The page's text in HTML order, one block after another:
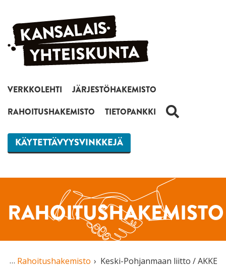
Siirry sisältöön
VERKKOLEHTI
JÄRJESTÖHAKEMISTO
RAHOITUSHAKEMISTO
TIETOPANKKI HAKU
KÄYTETTÄVYYSVINKKEJÄ
RAHOITUSHAKEMISTO
Rahoitushakemisto Keski-Pohjanmaan liitto / AKKE